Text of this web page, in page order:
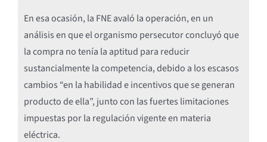
En esa ocasión, la FNE avaló la operación, en un
análisis en que el organismo persecutor concluyó que
la compra no tenía la aptitud para reducir
sustancialmente la competencia, debido a los escasos
cambios “en la habilidad e incentivos que se generan
producto de ella”, junto con las fuertes limitaciones
impuestas por la regulación vigente en materia
eléctrica.